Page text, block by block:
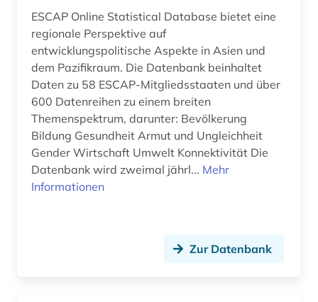
dharmaś (1)
digitale edition (1)
digitale quellensammlungen (1)
digitalisierung (1)
diplomatische beziehungen (1)
dissertation (1)
Irland (1)
Italien (2)
Japan (3)
Jugoslawien (1)
Kanada (1)
Korea (3)
Malta (1)
ESCAP Online Statistical Database bietet eine
regionale Perspektive auf
entwicklungspolitische Aspekte in Asien und
dem Pazifikraum. Die Datenbank beinhaltet
Daten zu 58 ESCAP-Mitgliedsstaaten und über
600 Datenreihen zu einem breiten
Themenspektrum, darunter: Bevölkerung
Bildung Gesundheit Armut und Ungleichheit
Gender Wirtschaft Umwelt Konnektivität Die
Datenbank wird zweimal jährl... Mehr
Informationen
Zur Datenbank